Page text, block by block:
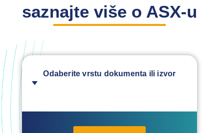
saznajte više o ASX-u
Odaberite vrstu dokumenta ili izvor